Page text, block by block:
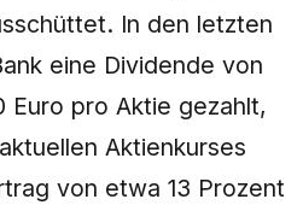
In den letzten
eine Dividende von
pro Aktie gezahlt,
Aktienkurses
von etwa 13 Prozent